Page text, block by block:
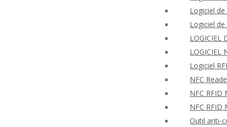
Logiciel
Logiciel
LOGICIEL
LOGICIEL
Logiciel
NFC
NFC RFID
NFC RFID
Outil anti-